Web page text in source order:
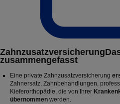
Zahnzusatzversicherung
zusammengefasst
Eine private Zahnzusatzversicherung
Zahnersatz, Zahnbehandlungen,
Kieferorthopädie, die von Ihrer
übernommen werden.